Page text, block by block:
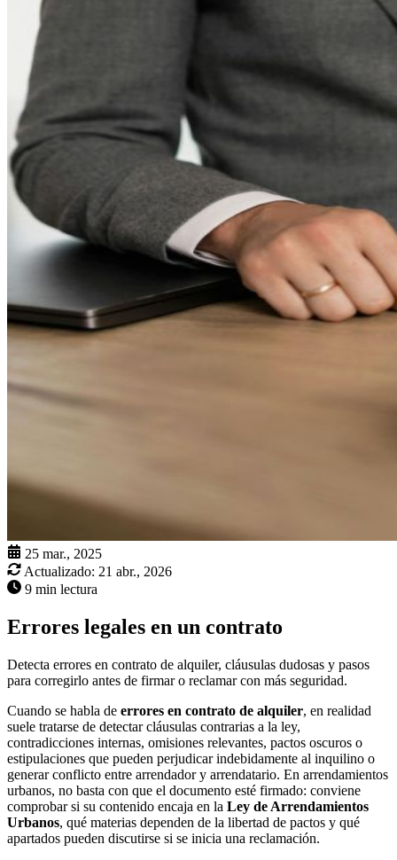
25 mar., 2025
Actualizado: 21 abr., 2026
9 min lectura
Errores legales en un contrato
Detecta errores en contrato de alquiler, cláusulas dudosas y pasos
para corregirlo antes de firmar o reclamar con más seguridad.
Cuando se habla de errores en contrato de alquiler, en realidad
suele tratarse de detectar cláusulas contrarias a la ley,
contradicciones internas, omisiones relevantes, pactos oscuros o
estipulaciones que pueden perjudicar indebidamente al inquilino o
generar conflicto entre arrendador y arrendatario. En arrendamientos
urbanos, no basta con que el documento esté firmado: conviene
comprobar si su contenido encaja en la Ley de Arrendamientos
Urbanos, qué materias dependen de la libertad de pactos y qué
apartados pueden discutirse si se inicia una reclamación.